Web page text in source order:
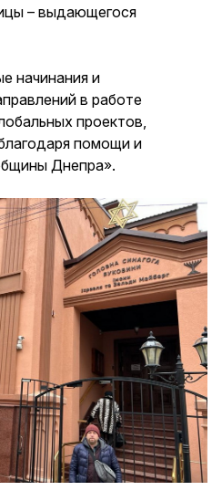
– выдающегося
начинания и
в работе
проектов,
помощи и
Днепра».